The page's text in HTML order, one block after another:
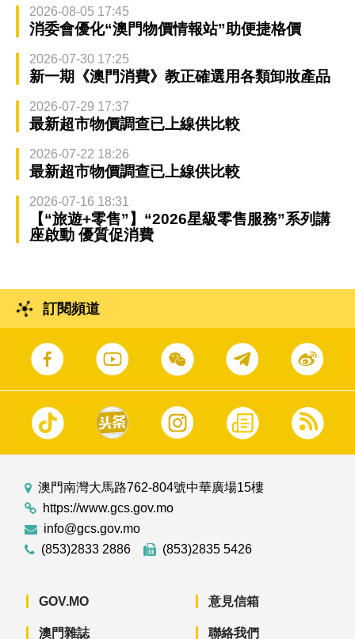
2026-08-05 17:45
消委會優化“澳門物價情報站”助便捷格價
2026-07-30 17:25
新一期《澳門消費》教正確選用各類卸妝產品
2026-07-29 17:37
最新超市物價調查已上線供比較
2026-07-22 18:26
最新超市物價調查已上線供比較
2026-07-16 18:31
【“旅遊+零售”】“2026星級零售服務”系列講
座啟動 優質促消費
訂閱頻道
澳門南灣大馬路762-804號中華廣場15樓
https://www.gcs.gov.mo
info@gcs.gov.mo
(853)2833 2886
(853)2835 5426
GOV.MO
澳門雜誌
意見信箱
聯絡我們